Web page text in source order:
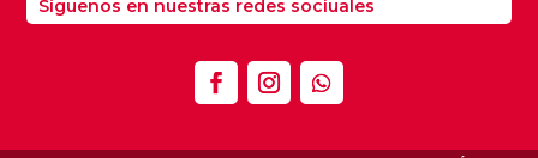
Síguenos en nuestras redes sociuales